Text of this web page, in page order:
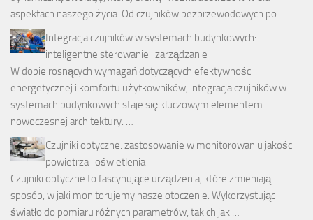
aspektach naszego życia. Od czujników bezprzewodowych po …
Integracja czujników w systemach budynkowych:
inteligentne sterowanie i zarządzanie
W dobie rosnących wymagań dotyczących efektywności
energetycznej i komfortu użytkowników, integracja czujników w
systemach budynkowych staje się kluczowym elementem
nowoczesnej architektury. …
Czujniki optyczne: zastosowanie w monitorowaniu jakości
powietrza i oświetlenia
Czujniki optyczne to fascynujące urządzenia, które zmieniają
sposób, w jaki monitorujemy nasze otoczenie. Wykorzystując
światło do pomiaru różnych parametrów, takich jak …